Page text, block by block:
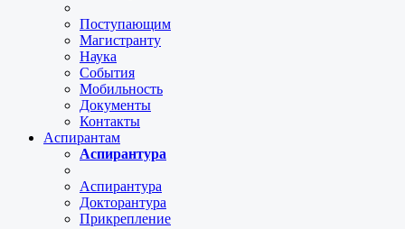
Поступающим
Магистранту
Наука
События
Мобильность
Документы
Контакты
Аспирантам
Аспирантура
Аспирантура
Докторантура
Прикрепление